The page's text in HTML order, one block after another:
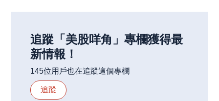
追蹤「 美股咩角 」 專欄獲得最
新情報！
145位用戶也在追蹤這個專欄
追蹤